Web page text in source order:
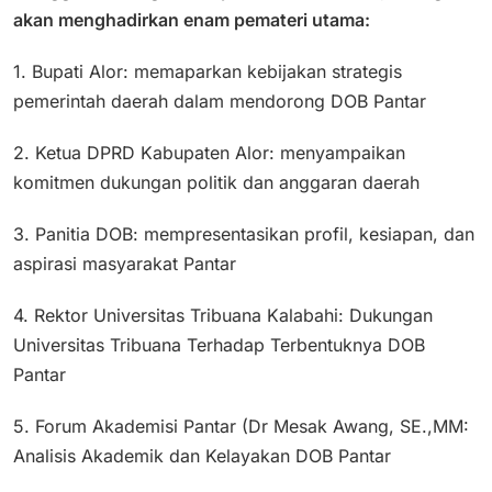
akan menghadirkan enam pemateri utama:
1. Bupati Alor: memaparkan kebijakan strategis
pemerintah daerah dalam mendorong DOB Pantar
2. Ketua DPRD Kabupaten Alor: menyampaikan
komitmen dukungan politik dan anggaran daerah
3. Panitia DOB: mempresentasikan profil, kesiapan, dan
aspirasi masyarakat Pantar
4. Rektor Universitas Tribuana Kalabahi: Dukungan
Universitas Tribuana Terhadap Terbentuknya DOB
Pantar
5. Forum Akademisi Pantar (Dr Mesak Awang, SE.,MM:
Analisis Akademik dan Kelayakan DOB Pantar